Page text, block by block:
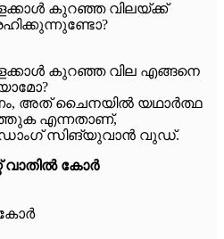
കുറഞ്ഞ വിലയ്ക്ക്
കുറഞ്ഞ വില എങ്ങനെ
അത് ചൈനയിൽ യഥാർത്ഥ
എന്നതാണ്,
സിങ്യുവാൻ വുഡ്.
വാതിൽ കോർ